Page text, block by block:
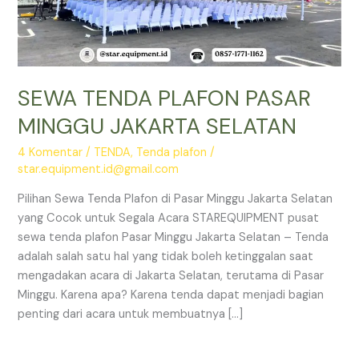
SEWA TENDA PLAFON PASAR
MINGGU JAKARTA SELATAN
4 Komentar / TENDA, Tenda plafon /
star.equipment.id@gmail.com
Pilihan Sewa Tenda Plafon di Pasar Minggu Jakarta Selatan
yang Cocok untuk Segala Acara STAREQUIPMENT pusat
sewa tenda plafon Pasar Minggu Jakarta Selatan – Tenda
adalah salah satu hal yang tidak boleh ketinggalan saat
mengadakan acara di Jakarta Selatan, terutama di Pasar
Minggu. Karena apa? Karena tenda dapat menjadi bagian
penting dari acara untuk membuatnya […]